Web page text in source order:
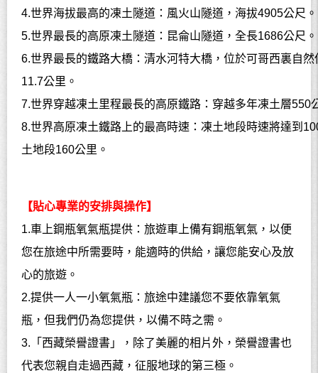
4.世界海拔最高的凍土隧道：風火山隧道，海拔4905公尺。
5.世界最長的高原凍土隧道：昆侖山隧道，全長1686公尺。
6.世界最長的鐵路大橋：清水河特大橋，位於可哥西裏自然
11.7公里。
7.世界穿越凍土里程最長的高原鐵路：穿越多年凍土層550
8.世界高原凍土鐵路上的最高時速：凍土地段時速將達到
土地段160公里。
【貼心專業的安排與操作】
1.車上鋼瓶氧氣瓶提供：旅遊車上備有鋼瓶氧氣，以便
您在旅途中所需要時，能適時的供給，讓您能安心及放
心的旅遊。
2.提供一人一小氧氣瓶：旅途中建議您不要依靠氧氣
瓶，但我們仍為您提供，以備不時之需。
3.「西藏榮譽證書」，除了美麗的相片外，榮譽證書也
代表您親自走過西藏，征服地球的第三極。